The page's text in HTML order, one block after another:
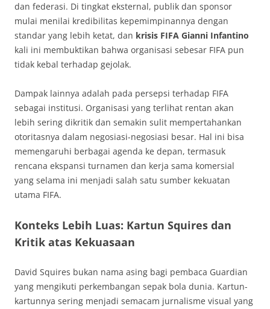
dan federasi. Di tingkat eksternal, publik dan sponsor
mulai menilai kredibilitas kepemimpinannya dengan
standar yang lebih ketat, dan krisis FIFA Gianni Infantino
kali ini membuktikan bahwa organisasi sebesar FIFA pun
tidak kebal terhadap gejolak.
Dampak lainnya adalah pada persepsi terhadap FIFA
sebagai institusi. Organisasi yang terlihat rentan akan
lebih sering dikritik dan semakin sulit mempertahankan
otoritasnya dalam negosiasi-negosiasi besar. Hal ini bisa
memengaruhi berbagai agenda ke depan, termasuk
rencana ekspansi turnamen dan kerja sama komersial
yang selama ini menjadi salah satu sumber kekuatan
utama FIFA.
Konteks Lebih Luas: Kartun Squires dan
Kritik atas Kekuasaan
David Squires bukan nama asing bagi pembaca Guardian
yang mengikuti perkembangan sepak bola dunia. Kartun-
kartunnya sering menjadi semacam jurnalisme visual yang